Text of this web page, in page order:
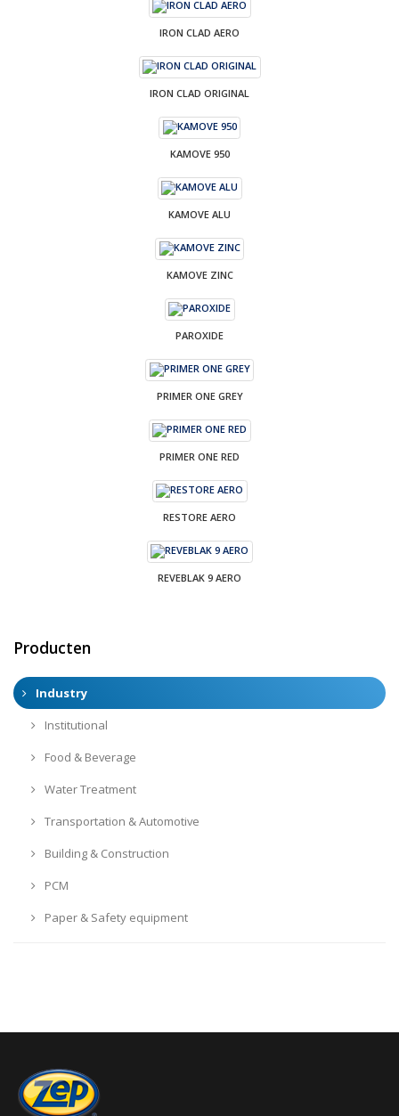
IRON CLAD AERO
IRON CLAD ORIGINAL
KAMOVE 950
KAMOVE ALU
KAMOVE ZINC
PAROXIDE
PRIMER ONE GREY
PRIMER ONE RED
RESTORE AERO
REVEBLAK 9 AERO
Producten
Industry
Institutional
Food & Beverage
Water Treatment
Transportation & Automotive
Building & Construction
PCM
Paper & Safety equipment